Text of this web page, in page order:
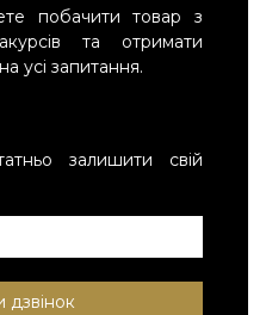
побачити товар з
та отримати
усі запитання.
залишити свій
дзвінок